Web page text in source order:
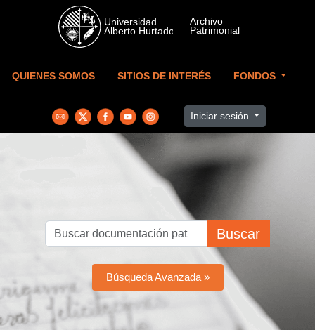
Skip to main content
QUIENES SOMOS SITIOS DE INTERÉS FONDOS
Iniciar sesión
Buscar
Búsqueda Avanzada »